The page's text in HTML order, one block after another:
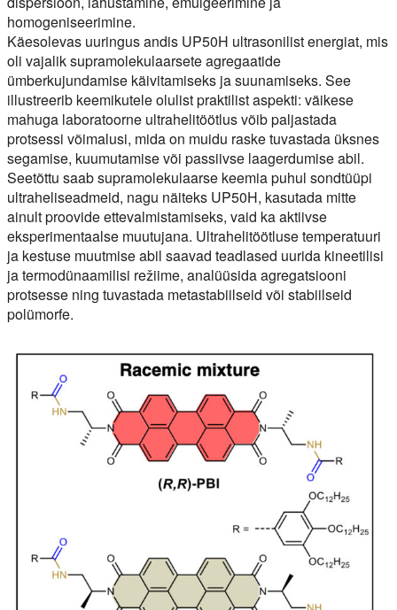
homogeniseerimine.
Käesolevas uuringus andis UP50H ultrasonilist energiat, mis
oli vajalik supramolekulaarsete agregaatide
ümberkujundamise käivitamiseks ja suunamiseks. See
illustreerib keemikutele olulist praktilist aspekti: väikese
mahuga laboratoorne ultrahelitöötlus võib paljastada
protsessi võimalusi, mida on muidu raske tuvastada üksnes
segamise, kuumutamise või passiivse laagerdumise abil.
Seetõttu saab supramolekulaarse keemia puhul sondtüüpi
ultraheliseadmeid, nagu näiteks UP50H, kasutada mitte
ainult proovide ettevalmistamiseks, vaid ka aktiivse
eksperimentaalse muutujana. Ultrahelitöötluse temperatuuri
ja kestuse muutmise abil saavad teadlased uurida kineetilisi
ja termodünaamilisi režiime, analüüsida agregatsiooni
protsesse ning tuvastada metastabiilseid või stabiilseid
polümorfe.